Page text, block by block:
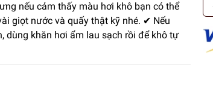
nếu cảm thấy màu hơi khô bạn có thể
giọt nước và quấy thật kỹ nhé. ✔ Nếu
dùng khăn hơi ẩm lau sạch rồi để khô tự